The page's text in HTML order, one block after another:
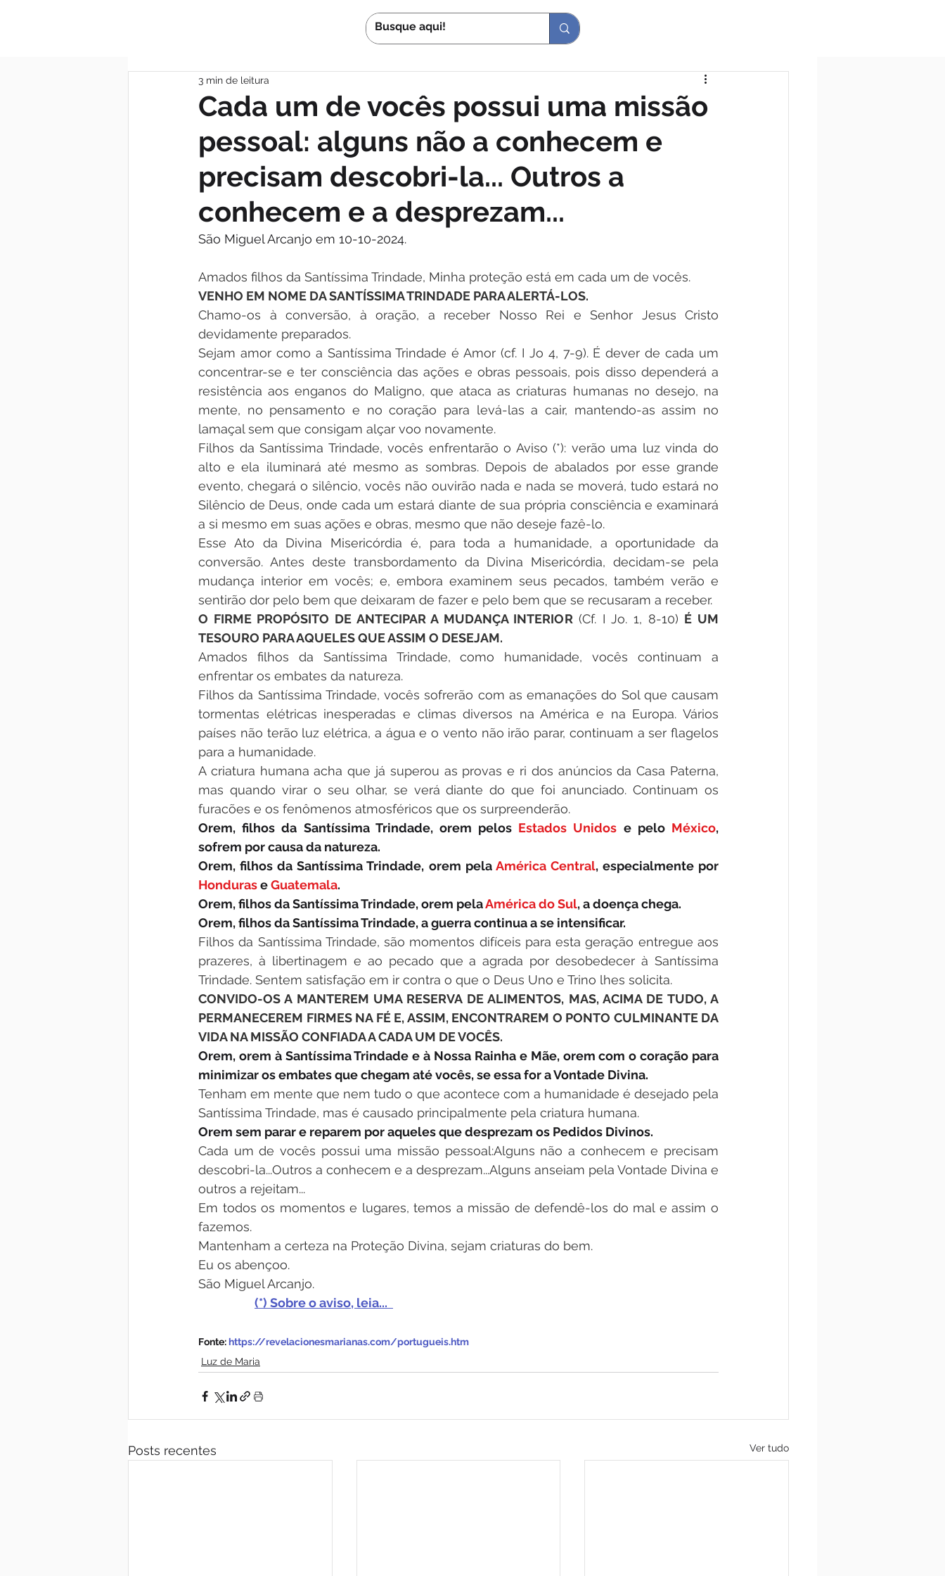
Cada um de vocês possui uma missão
pessoal: alguns não a conhecem e
precisam descobri-la... Outros a
conhecem e a desprezam...
3 min de leitura
São Miguel Arcanjo em 10-10-2024.
Amados filhos da Santíssima Trindade, Minha proteção está em cada um de vocês.
VENHO EM NOME DA SANTÍSSIMA TRINDADE PARA ALERTÁ-LOS.
Chamo-os à conversão, à oração, a receber Nosso Rei e Senhor Jesus Cristo
devidamente preparados.
Sejam amor como a Santíssima Trindade é Amor (cf. I Jo 4, 7-9). É dever de cada um
concentrar-se e ter consciência das ações e obras pessoais, pois disso dependerá a
resistência aos enganos do Maligno, que ataca as criaturas humanas no desejo, na
mente, no pensamento e no coração para levá-las a cair, mantendo-as assim no
lamaçal sem que consigam alçar voo novamente.
Filhos da Santíssima Trindade, vocês enfrentarão o Aviso (*): verão uma luz vinda do
alto e ela iluminará até mesmo as sombras. Depois de abalados por esse grande
evento, chegará o silêncio, vocês não ouvirão nada e nada se moverá, tudo estará no
Silêncio de Deus, onde cada um estará diante de sua própria consciência e examinará
a si mesmo em suas ações e obras, mesmo que não deseje fazê-lo.
Esse Ato da Divina Misericórdia é, para toda a humanidade, a oportunidade da
conversão. Antes deste transbordamento da Divina Misericórdia, decidam-se pela
mudança interior em vocês; e, embora examinem seus pecados, também verão e
sentirão dor pelo bem que deixaram de fazer e pelo bem que se recusaram a receber.
O FIRME PROPÓSITO DE ANTECIPAR A MUDANÇA INTERIOR (Cf. I Jo. 1, 8-10) É UM
TESOURO PARA AQUELES QUE ASSIM O DESEJAM.
Amados filhos da Santíssima Trindade, como humanidade, vocês continuam a
enfrentar os embates da natureza.
Filhos da Santíssima Trindade, vocês sofrerão com as emanações do Sol que causam
tormentas elétricas inesperadas e climas diversos na América e na Europa. Vários
países não terão luz elétrica, a água e o vento não irão parar, continuam a ser flagelos
para a humanidade.
A criatura humana acha que já superou as provas e ri dos anúncios da Casa Paterna,
mas quando virar o seu olhar, se verá diante do que foi anunciado. Continuam os
furacões e os fenômenos atmosféricos que os surpreenderão.
Orem, filhos da Santíssima Trindade, orem pelos Estados Unidos e pelo México,
sofrem por causa da natureza.
Orem, filhos da Santíssima Trindade, orem pela América Central
Honduras e Guatemala.
Orem, filhos da Santíssima Trindade, orem pela América do Sul, a doença chega.
Orem, filhos da Santíssima Trindade, a guerra continua a se intensificar.
Filhos da Santíssima Trindade, são momentos difíceis para esta geração entregue aos
prazeres, à libertinagem e ao pecado que a agrada por desobedecer à Santíssima
Trindade. Sentem satisfação em ir contra o que o Deus Uno e Trino lhes solicita.
CONVIDO-OS A MANTEREM UMA RESERVA DE ALIMENTOS, MAS, ACIMA DE TUDO, A
PERMANECEREM FIRMES NA FÉ E, ASSIM, ENCONTRAREM O PONTO CULMINANTE DA
VIDA NA MISSÃO CONFIADA A CADA UM DE VOCÊS.
Orem, orem à Santíssima Trindade e à Nossa Rainha e Mãe, orem com o coração para
minimizar os embates que chegam até vocês, se essa for a Vontade Divina.
Tenham em mente que nem tudo o que acontece com a humanidade é desejado pela
Santíssima Trindade, mas é causado principalmente pela criatura humana.
Orem sem parar e reparem por aqueles que desprezam os Pedidos Divinos.
Cada um de vocês possui uma missão pessoal:Alguns não a conhecem e precisam
descobri-la...Outros a conhecem e a desprezam...Alguns anseiam pela Vontade Divina e
outros a rejeitam...
Em todos os momentos e lugares, temos a missão de defendê-los do mal e assim o
fazemos.
Mantenham a certeza na Proteção Divina, sejam criaturas do bem.
Eu os abençoo.
São Miguel Arcanjo.
(*) Sobre o aviso, leia...
Fonte: https://revelacionesmarianas.com/portugueis.htm
Luz de Maria
Posts recentes Ver tudo